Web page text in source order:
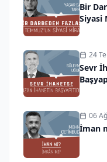
Bir
Siyasi
24
Sevr
06
İman